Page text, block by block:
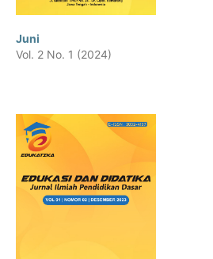
Juni
Vol. 2 No. 1 (2024)